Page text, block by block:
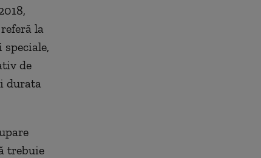
la
de
durata
trebuie